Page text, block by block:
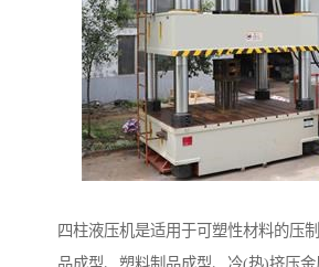
四柱液压机是适用于可塑性材料的压